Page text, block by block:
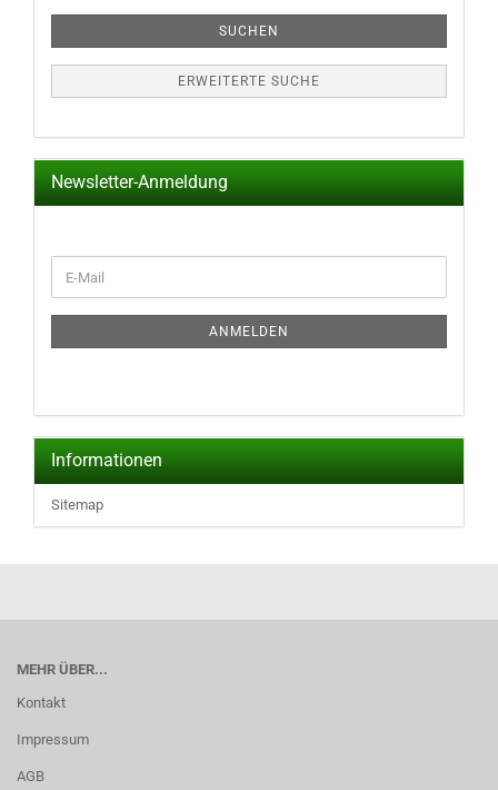
SUCHEN
ERWEITERTE SUCHE
Newsletter-Anmeldung
ZUR
E-
Mail
ANMELDEN
Informationen
Sitemap
MEHR ÜBER...
Kontakt
Impressum
AGB